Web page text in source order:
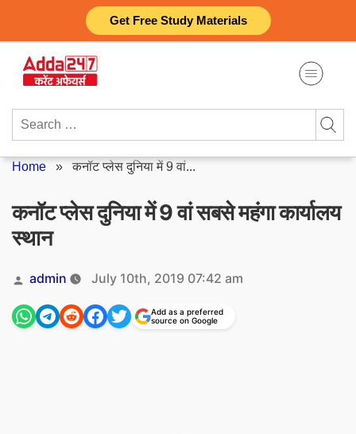
Get Free Study Materials
content
Search
Home »कनॉट प्लेस दुनिया में 9 वां...
कनॉट प्लेस दुनिया में 9 वां सबसे महंगा कार्यालय
स्थान
Posted
by
admin July 10th, 2019 07:42 am
Add as a preferred
source on Google